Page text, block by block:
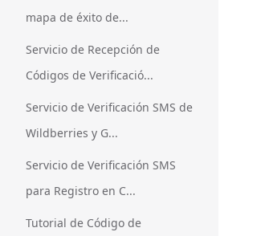
mapa de éxito de...
Servicio de Recepción de
Códigos de Verificació...
Servicio de Verificación SMS de
Wildberries y G...
Servicio de Verificación SMS
para Registro en C...
Tutorial de Código de